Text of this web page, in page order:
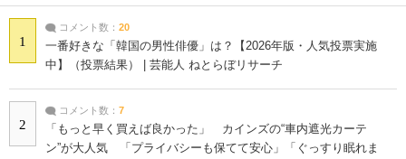
1
コメント数： 20
一番好きな「韓国の男性俳優」は？【2026年版・人気投票実施
中】（投票結果） | 芸能人 ねとらぼリサーチ
2
コメント数： 7
「もっと早く買えば良かった」 カインズの“車内遮光カーテ
ン”が大人気 「プライバシーも保てて安心」「ぐっすり眠れま